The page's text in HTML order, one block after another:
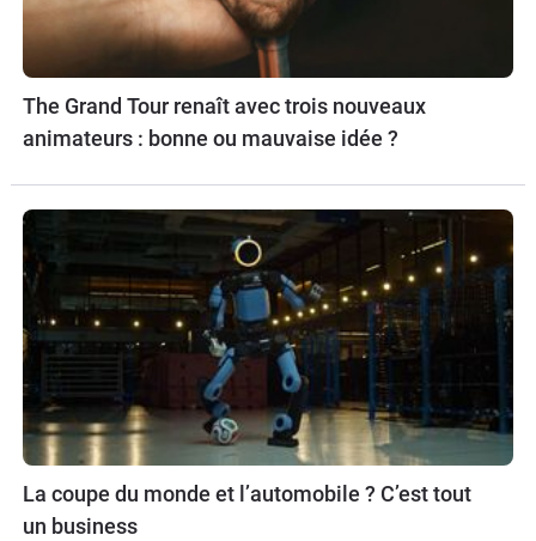
The Grand Tour renaît avec trois nouveaux
animateurs : bonne ou mauvaise idée ?
La coupe du monde et l’automobile ? C’est tout
un business